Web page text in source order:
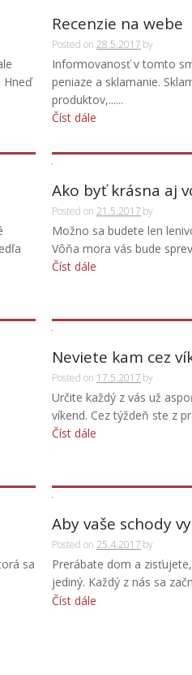
Hneď
Recenzie na webe
Posted on 28.5.2017 by
Informovanosť v tomto
peniaze a sklamanie.
produktov,......
Číst dále
Ako byť krásna aj
Posted on 21.5.2017 by
Možno sa budete len
Vôňa mora vás bude
Číst dále
Neviete kam cez
Posted on 17.5.2017 by
Určite každý z vás už
víkend. Cez týždeň ste z
Číst dále
sa
Aby vaše schody
Posted on 25.4.2017 by
Prerábate dom a
jediný. Každý z nás sa
Číst dále